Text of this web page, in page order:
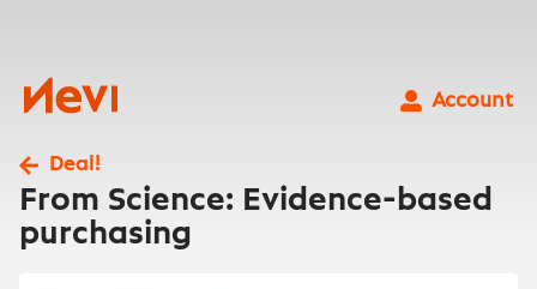
Nevi
Account
Deal!
From Science: Evidence-based
purchasing